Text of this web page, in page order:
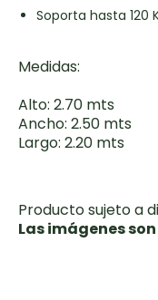
Soporta hasta 120
Medidas:
Alto: 2.70 mts
Ancho: 2.50 mts
Largo: 2.20 mts
Producto sujeto a
Las imágenes